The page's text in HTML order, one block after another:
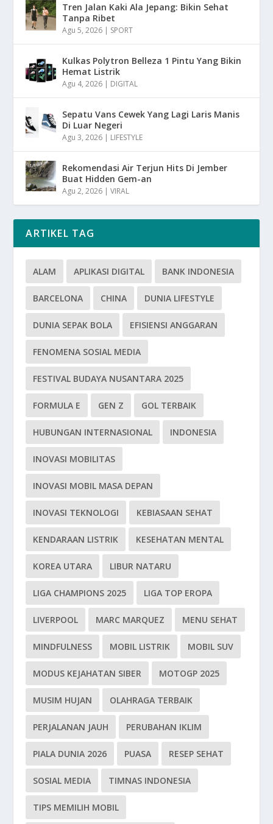
Tren Jalan Kaki Ala Jepang: Bikin Sehat
Tanpa Ribet
Agu 5, 2026 | SPORT
Kulkas Polytron Belleza 1 Pintu Yang Bikin
Hemat Listrik
Agu 4, 2026 | DIGITAL
Sepatu Vans Cewek Yang Lagi Laris Manis
Di Luar Negeri
Agu 3, 2026 | LIFESTYLE
Rekomendasi Air Terjun Hits Di Jember
Buat Hidden Gem-an
Agu 2, 2026 |VIRAL
ARTIKEL TAG
ALAM APLIKASI DIGITAL BANK INDONESIA
BARCELONA CHINA DUNIA LIFESTYLE
DUNIA SEPAK BOLA EFISIENSI ANGGARAN
FENOMENA SOSIAL MEDIA
FESTIVAL BUDAYA NUSANTARA 2025
FORMULA E GEN Z GOL TERBAIK
HUBUNGAN INTERNASIONAL INDONESIA
INOVASI MOBILITAS
INOVASI MOBIL MASA DEPAN
INOVASI TEKNOLOGI KEBIASAAN SEHAT
KENDARAAN LISTRIK KESEHATAN MENTAL
KOREA UTARA LIBUR NATARU
LIGA CHAMPIONS 2025 LIGA TOP EROPA
LIVERPOOL MARC MARQUEZ MENU SEHAT
MINDFULNESS MOBIL LISTRIK MOBIL SUV
MODUS KEJAHATAN SIBER MOTOGP 2025
MUSIM HUJAN OLAHRAGA TERBAIK
PERJALANAN JAUH PERUBAHAN IKLIM
PIALA DUNIA 2026 PUASA RESEP SEHAT
SOSIAL MEDIA TIMNAS INDONESIA
TIPS MEMILIH MOBIL